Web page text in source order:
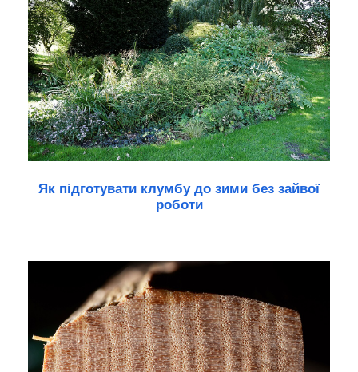
Як підготувати клумбу до зими без зайвої
роботи